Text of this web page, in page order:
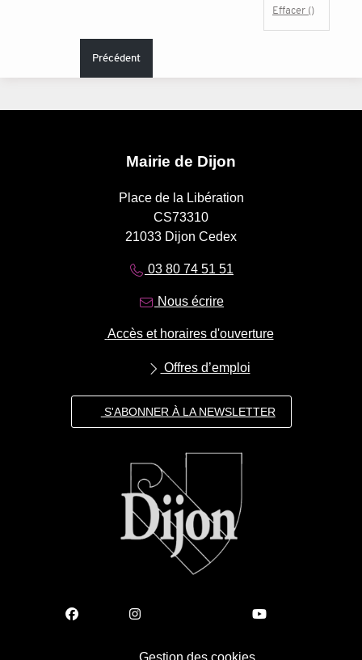
Effacer ()
Précédent
Mairie de Dijon
Place de la Libération
CS73310
21033 Dijon Cedex
03 80 74 51 51
Nous écrire
Accès et horaires d'ouverture
Offres d’emploi
S'ABONNER À LA NEWSLETTER
Gestion des cookies